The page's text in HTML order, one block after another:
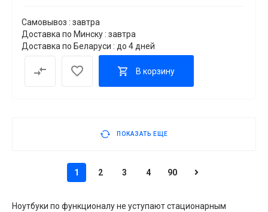
Самовывоз : завтра
Доставка по Минску : завтра
Доставка по Беларуси : до 4 дней
В корзину
ПОКАЗАТЬ ЕЩЕ
1 2 3 4 90
Ноутбуки по функционалу не уступают стационарным